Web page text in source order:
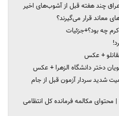
چند هفته قبل از آشوب‌های اخیر
معاند قرار می‌گیرند؟
چه بود؟+جزئیات
+ عکس
دختر دانشگاه الزهرا + عکس
شدید سردار آزمون قبل از جام
مکالمه فرمانده کل انتظامی